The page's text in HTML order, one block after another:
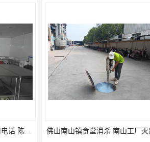
工厂灭鼠 顺德北活镇食堂消杀价格 顺德消